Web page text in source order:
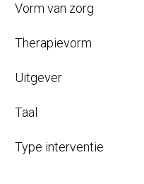
Vorm van zorg
Therapievorm
Uitgever
Taal
Type interventie